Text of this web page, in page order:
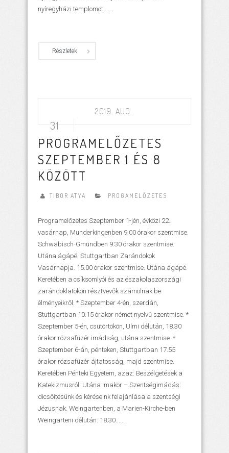
nyíregyházi templomot.......
Részletek
2019. AUG..
31
PROGRAMELŐZETES
SZEPTEMBER 1 ÉS 8
KÖZÖTT
TIBOR ATYA PROGAMELŐZETES
Programelőzetes Szeptember 1-jén, évközi 22.
vasárnap, Munderkingenben 9.00 órakor szentmise.
Schwäbisch-Gmündben 9.30 órakor szentmise.
Utána ágápé. Stuttgartban Zarándokok
Vasárnapja. 15.00 órakor szentmise. Utána ágápé.
Keretében a csíksomlyói és az északolaszországi
zarándoklatokon résztvevők számolnak be
élményeikről. * Szeptember 4-én, szerdán,
Stuttgartban 10.15 órakor német nyelvű szentmise. *
Szeptember 5-én, csütörtökön, Ulmi délután, 18.30
órakor rózsafüzér imádság, utána szentmise. *
Szeptember 6-án, pénteken, Stuttgartban 17.55
órakor rózsafüzér ájtatosság, majd szentmise.
Keretében Pénteki Egyetem, azaz: Beszélgetések a
Katekizmusról. Utána Imakör – Szentségimádás:
dicsőítésünk és kéréseink felajánlása a szentségi
Jézusnak. Weingartenben, a Marien-Kirche-ben
Weingarteni délután: 18.30......